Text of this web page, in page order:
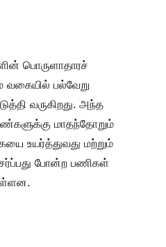
பொருளாதாரச்
வகையில் பல்வேறு
வருகிறது. அந்த
மாதந்தோறும்
உயர்த்துவது மற்றும்
போன்ற பணிகள்